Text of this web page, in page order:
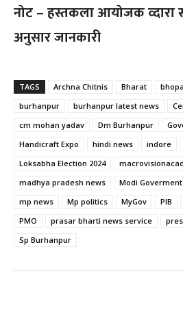
नोट – हस्तकला आयोजक व्दारा
अनुसार जानकारी
TAGS Archna Chitnis Bharat
burhanpur
burhanpur latest news
cm mohan yadav
Dm Burhanpur
Handicraft Expo
hindi news indore
Loksabha Election 2024
madhya pradesh news
Modi Goverment
mp news
Mp politics MyGov PIB
PMO
prasar bharti news service
Sp Burhanpur